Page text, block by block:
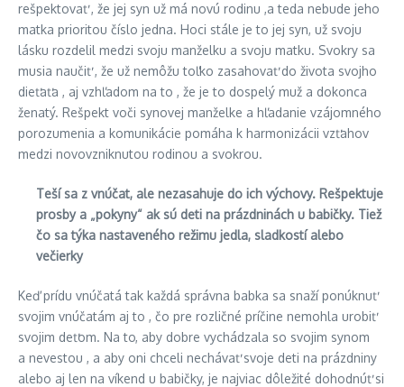
rešpektovať , že jej syn už má novú rodinu ,a teda nebude jeho
matka prioritou číslo jedna. Hoci stále je to jej syn, už svoju
lásku rozdelil medzi svoju manželku a svoju matku. Svokry sa
musia naučiť , že už nemôžu toľko zasahovať do života svojho
dieťaťa , aj vzhľadom na to , že je to dospelý muž a dokonca
ženatý. Rešpekt voči synovej manželke a hľadanie vzájomného
porozumenia a komunikácie pomáha k harmonizácii vzťahov
medzi novovzniknutou rodinou a svokrou.
Teší sa z vnúčat, ale nezasahuje do ich výchovy. Rešpektuje
prosby a „pokyny“ ak sú deti na prázdninách u babičky. Tiež
čo sa týka nastaveného režimu jedla, sladkostí alebo
večierky
Keď prídu vnúčatá tak každá správna babka sa snaží ponúknuť
svojim vnúčatám aj to , čo pre rozličné príčine nemohla urobiť
svojim deťom. Na to, aby dobre vychádzala so svojim synom
a nevestou , a aby oni chceli nechávať svoje deti na prázdniny
alebo aj len na víkend u babičky, je najviac dôležité dohodnúť si